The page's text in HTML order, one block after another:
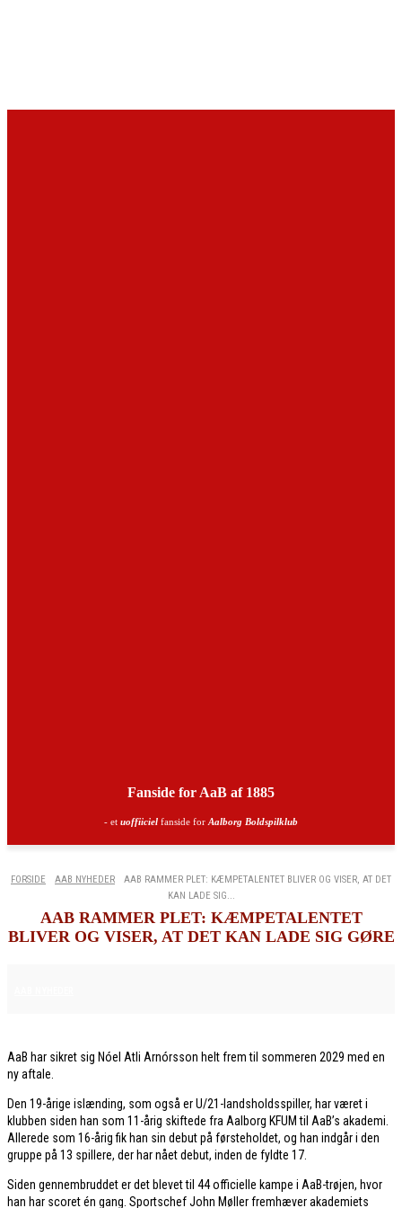
Fanside for AaB af 1885
- et uoffiiciel fanside for Aalborg Boldspilklub
FORSIDE AAB NYHEDER
AAB RAMMER PLET: KÆMPETALENTET BLIVER OG VISER, AT DET
KAN LADE SIG...
AAB RAMMER PLET: KÆMPETALENTET
BLIVER OG VISER, AT DET KAN LADE SIG GØRE
AaB har sikret sig Nóel Atli Arnórsson helt frem til sommeren 2029 med en
ny aftale.
Den 19-årige islænding, som også er U/21-landsholdsspiller, har været i
klubben siden han som 11-årig skiftede fra Aalborg KFUM til AaB’s akademi.
Allerede som 16-årig fik han sin debut på førsteholdet, og han indgår i den
gruppe på 13 spillere, der har nået debut, inden de fyldte 17.
Siden gennembruddet er det blevet til 44 officielle kampe i AaB-trøjen, hvor
han har scoret én gang. Sportschef John Møller fremhæver akademiets